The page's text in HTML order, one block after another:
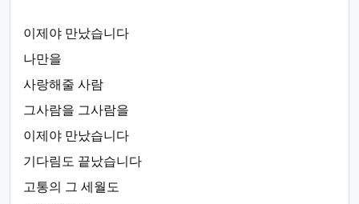
이제야 만났습니다
나만을
사랑해줄 사람
그사람을 그사람을
이제야 만났습니다
기다림도 끝났습니다
고통의 그 세월도